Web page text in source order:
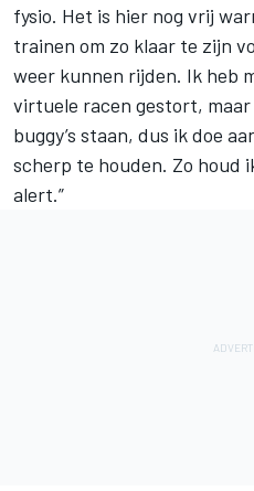
fysio. Het is hier nog vrij
trainen om zo klaar te zijn
weer kunnen rijden. Ik heb
virtuele racen gestort,
buggy’s staan, dus ik doe
scherp te houden. Zo houd
alert.”